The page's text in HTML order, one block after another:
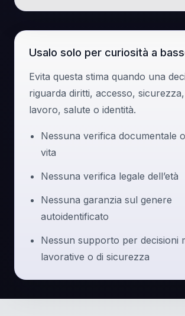
Usalo solo per curiosità a
Evita questa stima quando una
riguarda diritti, accesso,
lavoro, salute o identità.
Nessuna verifica documentale
vita
Nessuna verifica legale dell’età
Nessuna garanzia sul genere
autoidentificato
Nessun supporto per decisioni
lavorative o di sicurezza